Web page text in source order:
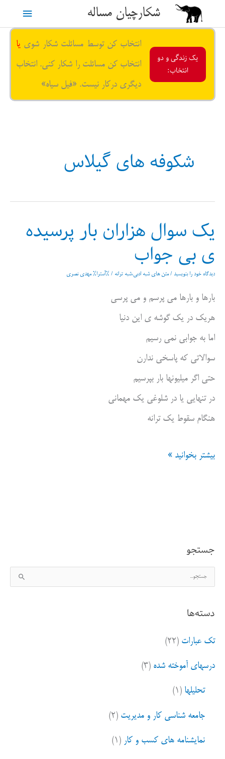
محتوا
شکارچیان مساله
فهرست
یک زندگی و دو
انتخاب:
انتخاب کن توسط مسائلت شکار شوی یا
انتخاب کن مسائلت را شکار کنی. انتخاب
دیگری درکار نیست. «فیل سیاه»
شکوفه های گیلاس
یک سوال هزاران بار پرسیده
ی بی جواب
دیدگاه‌ خود را بنویسید /متن های شبه ادبی،شبه ترانه / %آسترا% مهدی نصری
بارها و بارها می پرسم و می پرسی
هریک در یک گوشه ی این دنیا
اما به جوابی نمی رسیم
سوالاتی که پاسخی ندارن
حتی اگر میلیونها بار بپرسیم
در تنهایی یا در شلوغی یک مهمانی
هنگام سقوط یک ترانه
یک
ی
بیشتر بخوانید »
جستجو
س
ج
ب
ا
دسته‌ها
تک عبارات (۲۲)
درسهای آموخته شده (۳)
تحلیلها (۱)
جامعه شناسی کار و مدیریت (۲)
نمایشنامه های کسب و کار (۱)